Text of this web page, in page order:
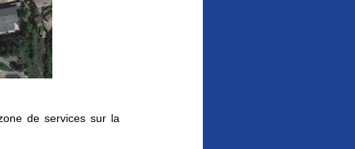
de services sur la